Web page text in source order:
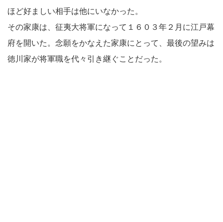
ほど好ましい相手は他にいなかった。
その家康は、征夷大将軍になって１６０３年２月に江戸幕
府を開いた。念願をかなえた家康にとって、最後の望みは
徳川家が将軍職を代々引き継ぐことだった。